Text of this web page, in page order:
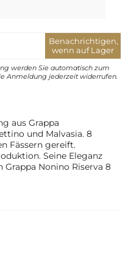
Benachrichtigen,
wenn auf Lager
werden Sie automatisch zum
Anmeldung jederzeit widerrufen.
aus Grappa
und Malvasia. 8
Fässern gereift.
Seine Eleganz
Nonino Riserva 8